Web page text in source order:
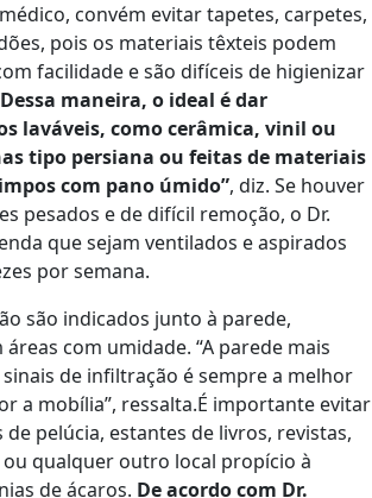
convém evitar tapetes, carpetes,
pois os materiais têxteis podem
facilidade e são difíceis de higienizar
maneira, o ideal é dar
laváveis, como cerâmica, vinil ou
tipo persiana ou feitas de materiais
com pano úmido”, diz. Se houver
pesados e de difícil remoção, o Dr.
que sejam ventilados e aspirados
por semana.
são indicados junto à parede,
com umidade. “A parede mais
de infiltração é sempre a melhor
a mobília”, ressalta.É importante evitar
pelúcia, estantes de livros, revistas,
ou qualquer outro local propício à
de ácaros. De acordo com Dr.